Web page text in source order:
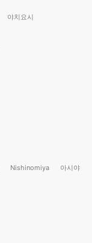
야치요시
Nishinomiya 아시야